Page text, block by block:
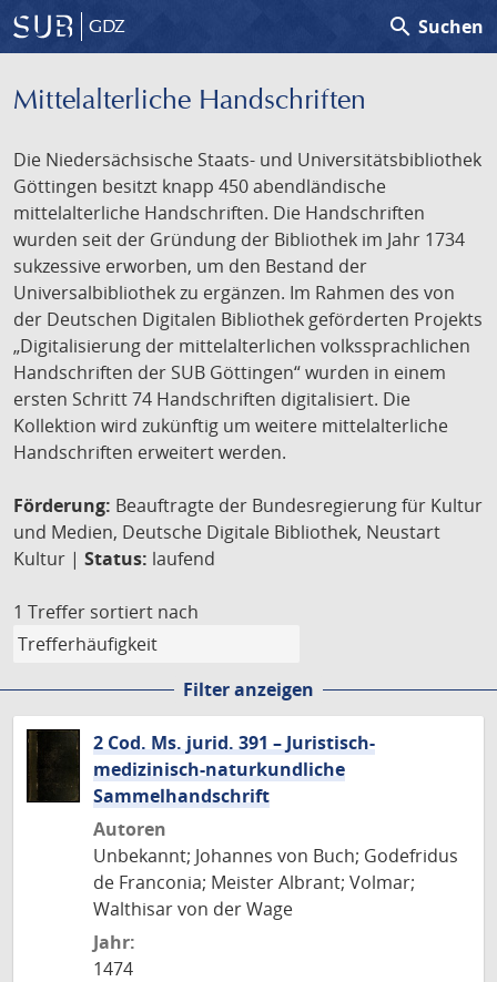
GDZ search Suchen
Mittelalterliche Handschriften
Die Niedersächsische Staats- und Universitätsbibliothek
Göttingen besitzt knapp 450 abendländische
mittelalterliche Handschriften. Die Handschriften
wurden seit der Gründung der Bibliothek im Jahr 1734
sukzessive erworben, um den Bestand der
Universalbibliothek zu ergänzen. Im Rahmen des von
der Deutschen Digitalen Bibliothek geförderten Projekts
„Digitalisierung der mittelalterlichen volkssprachlichen
Handschriften der SUB Göttingen“ wurden in einem
ersten Schritt 74 Handschriften digitalisiert. Die
Kollektion wird zukünftig um weitere mittelalterliche
Handschriften erweitert werden.
Förderung: Beauftragte der Bundesregierung für Kultur
und Medien, Deutsche Digitale Bibliothek, Neustart
Kultur | Status: laufend
1 Treffer sortiert nach
Filter anzeigen
2 Cod. Ms. jurid. 391 – Juristisch-
medizinisch-naturkundliche
Sammelhandschrift
Autoren
Unbekannt; Johannes von Buch; Godefridus
de Franconia; Meister Albrant; Volmar;
Walthisar von der Wage
Jahr:
1474